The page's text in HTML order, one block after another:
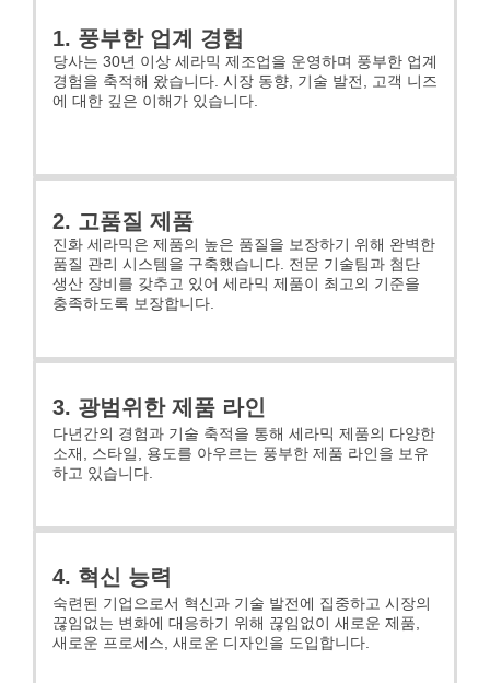
1. 풍부한 업계 경험
당사는 30년 이상 세라믹 제조업을 운영하며 풍부한 업계
경험을 축적해 왔습니다. 시장 동향, 기술 발전, 고객 니즈
에 대한 깊은 이해가 있습니다.
2. 고품질 제품
진화 세라믹은 제품의 높은 품질을 보장하기 위해 완벽한
품질 관리 시스템을 구축했습니다. 전문 기술팀과 첨단
생산 장비를 갖추고 있어 세라믹 제품이 최고의 기준을
충족하도록 보장합니다.
3. 광범위한 제품 라인
다년간의 경험과 기술 축적을 통해 세라믹 제품의 다양한
소재, 스타일, 용도를 아우르는 풍부한 제품 라인을 보유
하고 있습니다.
4. 혁신 능력
숙련된 기업으로서 혁신과 기술 발전에 집중하고 시장의
끊임없는 변화에 대응하기 위해 끊임없이 새로운 제품,
새로운 프로세스, 새로운 디자인을 도입합니다.